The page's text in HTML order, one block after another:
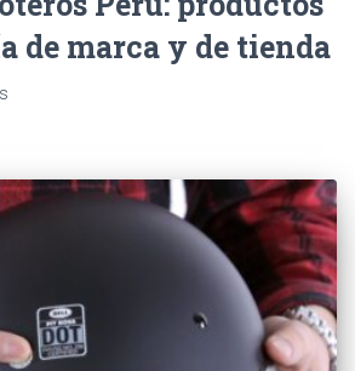
de marca y de tienda